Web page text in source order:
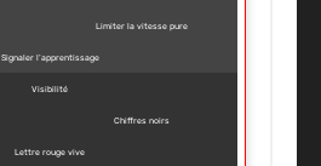
Limiter la vitesse pure
Signaler l’apprentissage
Visibilité
Chiffres noirs
Lettre rouge vive